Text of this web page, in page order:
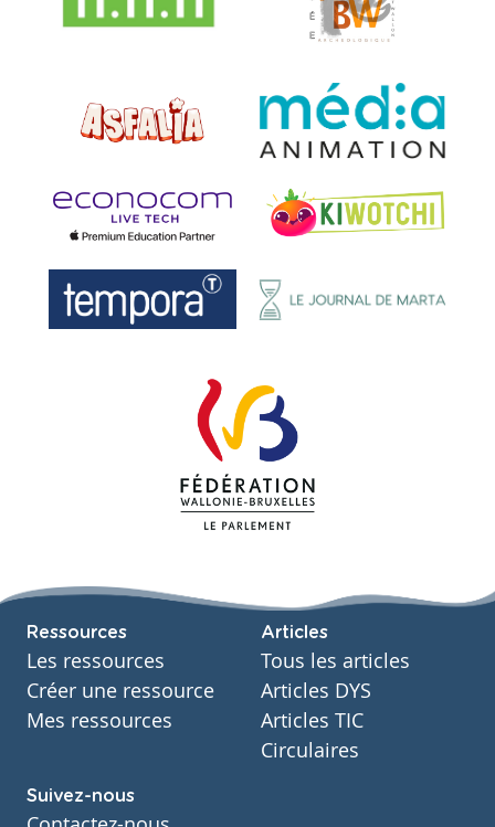
Ressources
Les ressources
Créer une ressource
Mes ressources
Articles
Tous les articles
Articles DYS
Articles TIC
Circulaires
Suivez-nous